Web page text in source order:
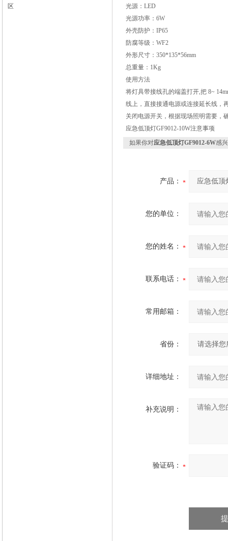
区
光源：LED
光源功率：6W
外壳防护：IP65
防腐等级：WF2
外形尺寸：350*135*56mm
总重量：1Kg
使用方法
将灯具带接线孔的端盖打开,把 8~
线上，直接接通电源或连接延长线，
关闭电源开关，根据现场照明需要，
应急低顶灯GF9012-10W注意事项
如果你对应急低顶灯GF9012-6W感
产品：
您的单位：
您的姓名：
联系电话：
常用邮箱：
省份：
详细地址：
补充说明：
验证码：